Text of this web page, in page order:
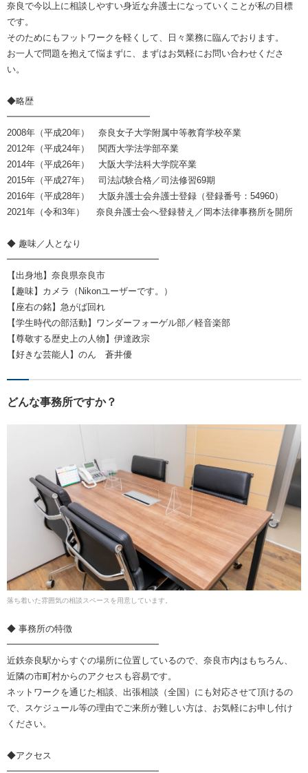
奈良で今以上に相談しやすい身近な弁護士になっていくことが私の目標
です。
そのためにもフットワークを軽くして、日々業務に臨んでおります。
お一人で問題を抱えて悩まずに、まずはお気軽にお問い合わせくださ
い。
◆略歴
━━━━━━━━━━━━━━━━
2008年（平成20年） 奈良女子大学附属中等教育学校卒業
2012年（平成24年） 関西大学法学部卒業
2014年（平成26年） 大阪大学法科大学院卒業
2015年（平成27年） 司法試験合格／司法修習69期
2016年（平成28年） 大阪弁護士会弁護士登録（登録番号：54960）
2021年（令和3年） 奈良弁護士会へ登録替え／岡本法律事務所を開所
◆ 趣味／人となり
━━━━━━━━━━━━━━━━━
【出身地】奈良県奈良市
【趣味】カメラ（Nikonユーザーです。）
【座右の銘】急がば回れ
【学生時代の部活動】ワンダーフォーゲル部／軽音楽部
【尊敬する歴史上の人物】伊達政宗
【好きな芸能人】のん 蒼井優
どんな事務所ですか？
落ち着いた雰囲気の相談スペースを用意しています。
◆ 事務所の特徴
━━━━━━━━━━━━━━━━━
近鉄奈良駅からすぐの場所に位置しているので、奈良市内はもちろん、
近隣の市町村からのアクセスも容易です。
ネットワークを通じた相談、出張相談（全国）にも対応させて頂けるの
で、スケジュール等の理由でご来所が難しい方は、お気軽にお申し付け
ください。
◆アクセス